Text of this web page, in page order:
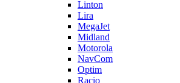
Linton
Lira
MegaJet
Midland
Motorola
NavCom
Optim
Racio